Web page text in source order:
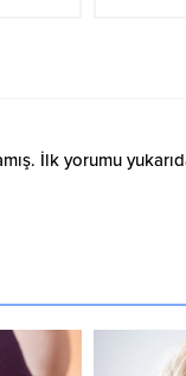
İlk yorumu